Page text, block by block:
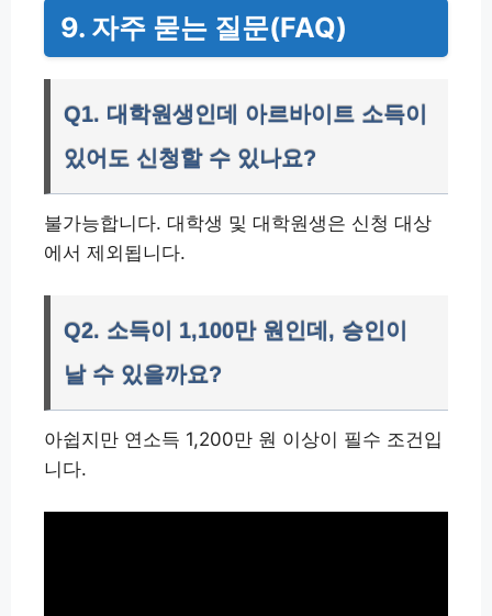
9. 자주 묻는 질문(FAQ)
Q1. 대학원생인데 아르바이트 소득이
있어도 신청할 수 있나요?
불가능합니다. 대학생 및 대학원생은 신청 대상
에서 제외됩니다.
Q2. 소득이 1,100만 원인데, 승인이
날 수 있을까요?
아쉽지만 연소득 1,200만 원 이상이 필수 조건입
니다.